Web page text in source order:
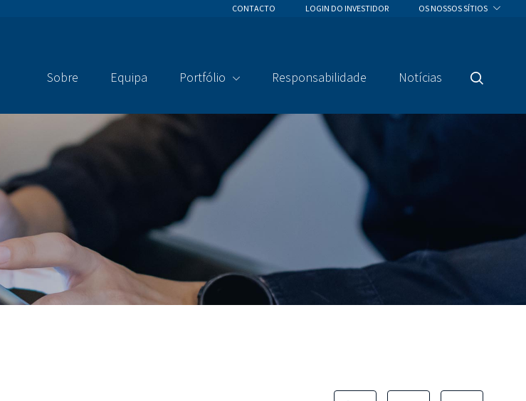
CONTACTO LOGIN DO INVESTIDOR OS NOSSOS SÍTIOS
Sobre Equipa Portfólio Responsabilidade Notícias
Pesquisa